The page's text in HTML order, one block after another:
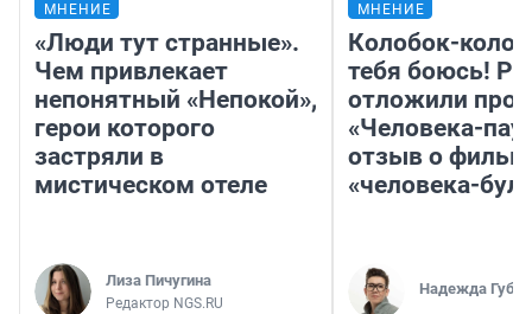
МНЕНИЕ
«Люди тут странные».
Чем привлекает
непонятный «Непокой»,
герои которого
застряли в
мистическом отеле
Лиза Пичугина
Редактор NGS.RU
МНЕНИЕ
Колобок-
тебя боюсь!
отложили
«Человека-
отзыв о
«человека-
Надежда